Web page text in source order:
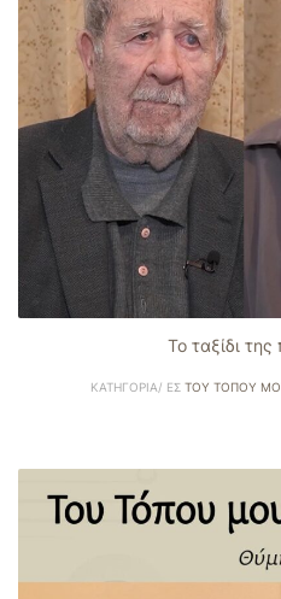
Το ταξίδι
ΚΑΤΗΓΟΡΊΑ/ ΕΣ ΤΟΥ ΤΌΠΟΥ